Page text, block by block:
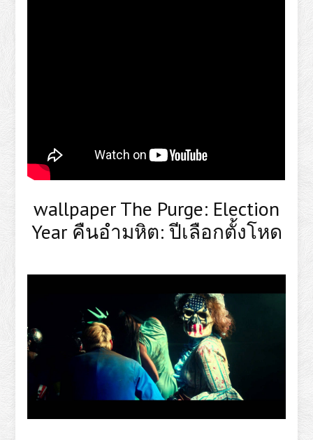
wallpaper The Purge: Election
Year คืนอำมหิต: ปีเลือกตั้งโหด